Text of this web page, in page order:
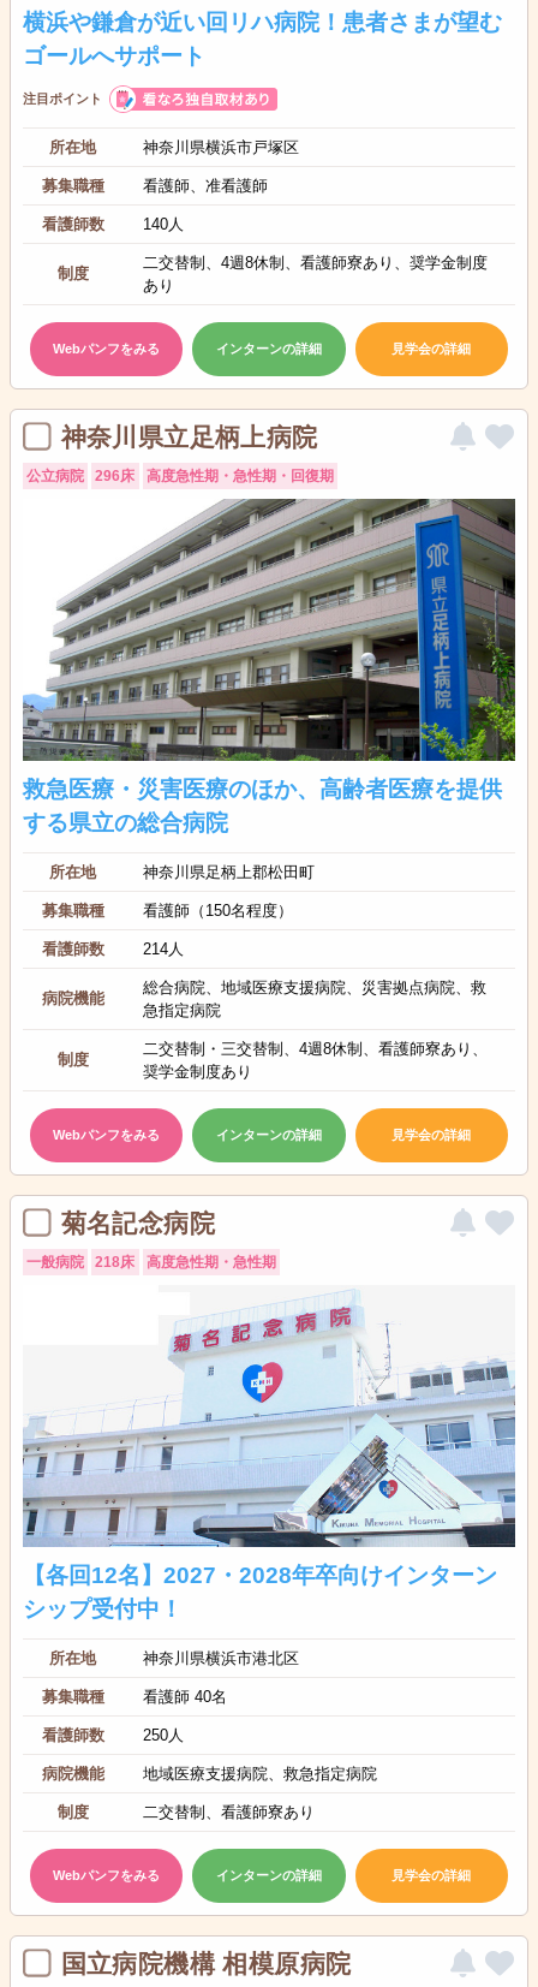
横浜や鎌倉が近い回リハ病院！患者さまが望む
ゴールへサポート
注目ポイント
所在地 神奈川県横浜市戸塚区
募集職種 看護師、准看護師
看護師数 140人
制度
二交替制、4週8休制、看護師寮あり、奨学金制度
あり
Webパンフをみる インターンの詳細 見学会の詳細
神奈川県立足柄上病院
公立病院 296床 高度急性期・急性期・回復期
救急医療・災害医療のほか、高齢者医療を提供
する県立の総合病院
所在地 神奈川県足柄上郡松田町
募集職種 看護師（150名程度）
看護師数 214人
病院機能
総合病院、地域医療支援病院、災害拠点病院、救
急指定病院
制度
二交替制・三交替制、4週8休制、看護師寮あり、
奨学金制度あり
Webパンフをみる インターンの詳細 見学会の詳細
菊名記念病院
一般病院 218床 高度急性期・急性期
【各回12名】2027・2028年卒向けインターン
シップ受付中！
所在地 神奈川県横浜市港北区
募集職種 看護師 40名
看護師数 250人
病院機能 地域医療支援病院、救急指定病院
制度 二交替制、看護師寮あり
Webパンフをみる インターンの詳細 見学会の詳細
国立病院機構 相模原病院